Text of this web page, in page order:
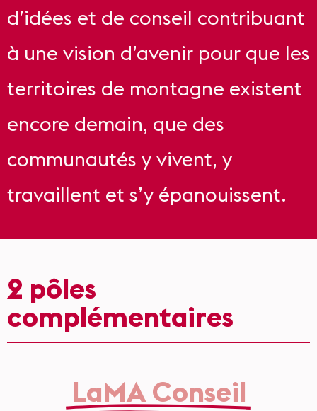
d’idées et de conseil contribuant
à une vision d’avenir pour que les
territoires de montagne existent
encore demain, que des
communautés y vivent, y
travaillent et s’y épanouissent.
2 pôles
complémentaires
LaMA Conseil